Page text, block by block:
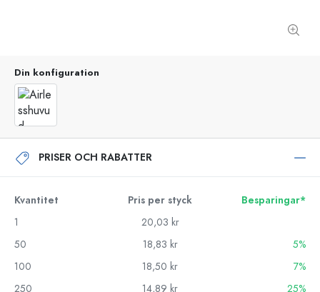
Din konfiguration
PRISER OCH RABATTER
Kvantitet Pris per styck
Besparingar*
1
20,03 kr
50
18,83 kr
5%
100
18,50 kr
7%
250
14,89 kr
25%